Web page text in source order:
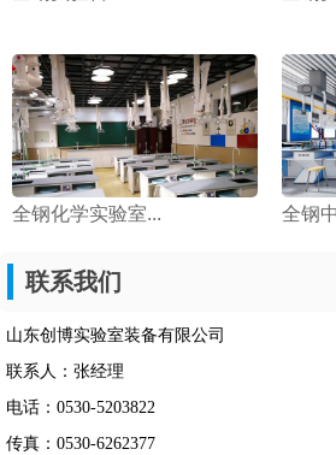
全钢化学实验室... 全钢
联系我们
山东创博实验室装备有限公司
联系人：张经理
电话：0530-5203822
传真：0530-6262377